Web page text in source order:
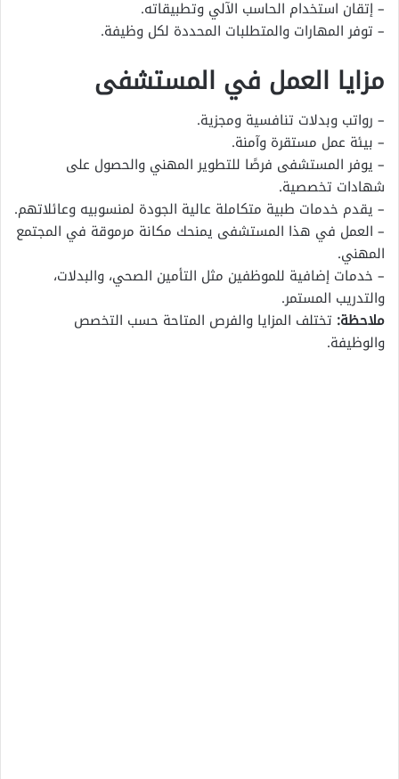
– إتقان استخدام الحاسب الآلي وتطبيقاته.
– توفر المهارات والمتطلبات المحددة لكل وظيفة.
مزايا العمل في المستشفى
– رواتب وبدلات تنافسية ومجزية.
– بيئة عمل مستقرة وآمنة.
– يوفر المستشفى فرصًا للتطوير المهني والحصول على
شهادات تخصصية.
– يقدم خدمات طبية متكاملة عالية الجودة لمنسوبيه وعائلاتهم.
– العمل في هذا المستشفى يمنحك مكانة مرموقة في المجتمع
المهني.
– خدمات إضافية للموظفين مثل التأمين الصحي، والبدلات،
والتدريب المستمر.
ملاحظة: تختلف المزايا والفرص المتاحة حسب التخصص
والوظيفة.